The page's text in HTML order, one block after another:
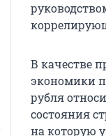
В качестве
экономики
рубля
состояния
на которую